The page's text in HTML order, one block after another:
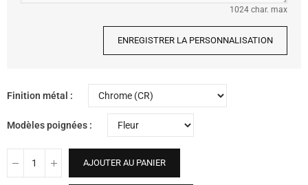
1024 char. max
ENREGISTRER LA PERSONNALISATION
Finition métal
Modèles poignées
AJOUTER AU PANIER